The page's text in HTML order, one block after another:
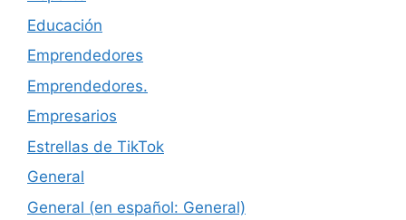
Educación
Emprendedores
Emprendedores.
Empresarios
Estrellas de TikTok
General
General (en español: General)